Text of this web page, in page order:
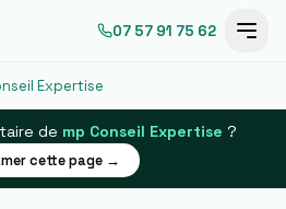
07 57 91 75 62
Expertise
de mp Conseil Expertise ?
cette page →